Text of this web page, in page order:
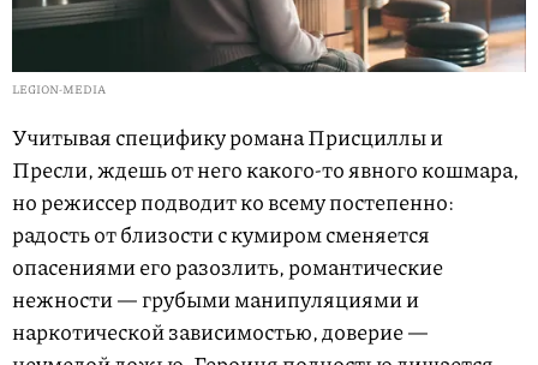
LEGION-MEDIA
Учитывая специфику романа Присциллы и
Пресли, ждешь от него какого-то явного кошмара,
но режиссер подводит ко всему постепенно:
радость от близости с кумиром сменяется
опасениями его разозлить, романтические
нежности — грубыми манипуляциями и
наркотической зависимостью, доверие —